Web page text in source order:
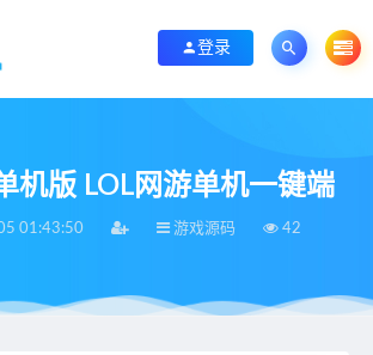
登录
机版 LOL网游单机一键端
01:43:50 游戏源码 42